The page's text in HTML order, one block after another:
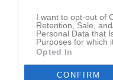
I want to opt-out of
Retention, Sale,
Personal Data that
Purposes for which
Opted In
CONFIRM
Nästa match är borta mot
kl 14:00.
Carlstad, De’Anta Sipp
Örebro, Anthony Ratliff